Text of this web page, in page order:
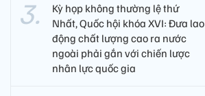
Kỳ họp không thường lệ thứ
Nhất, Quốc hội khóa XVI: Đưa lao
động chất lượng cao ra nước
ngoài phải gắn với chiến lược
nhân lực quốc gia